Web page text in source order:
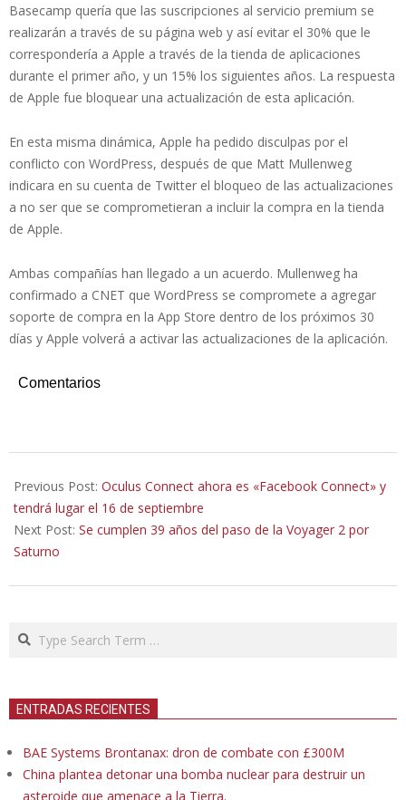
Basecamp quería que las suscripciones al servicio premium se
realizarán a través de su página web y así evitar el 30% que le
correspondería a Apple a través de la tienda de aplicaciones
durante el primer año, y un 15% los siguientes años. La respuesta
de Apple fue bloquear una actualización de esta aplicación.
En esta misma dinámica, Apple ha pedido disculpas por el
conflicto con WordPress, después de que Matt Mullenweg
indicara en su cuenta de Twitter el bloqueo de las actualizaciones
a no ser que se comprometieran a incluir la compra en la tienda
de Apple.
Ambas compañías han llegado a un acuerdo. Mullenweg ha
confirmado a CNET que WordPress se compromete a agregar
soporte de compra en la App Store dentro de los próximos 30
días y Apple volverá a activar las actualizaciones de la aplicación.
Comentarios
08-
25
Previous Post: Oculus Connect ahora es «Facebook Connect» y
tendrá lugar el 16 de septiembre
Next Post: Se cumplen 39 años del paso de la Voyager 2 por
Saturno
Search
ENTRADAS RECIENTES
BAE Systems Brontanax: dron de combate con £300M
China plantea detonar una bomba nuclear para destruir un
asteroide que amenace a la Tierra.